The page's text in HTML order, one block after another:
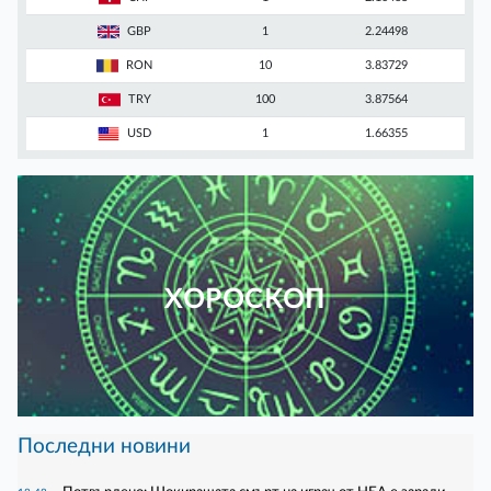
GBP 1 2.24498
RON 10 3.83729
TRY 100 3.87564
USD 1 1.66355
ХОРОСКОП
Последни новини